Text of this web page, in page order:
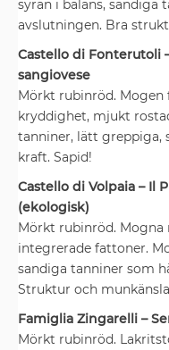
syran i balans, sandiga
avslutningen. Bra
Castello di Fonterutoli
sangiovese
Mörkt rubinröd.
kryddighet, mjukt
tanniner, lätt greppiga,
kraft. Sapid!
Castello di Volpaia – Il
(ekologisk)
Mörkt rubinröd.
integrerade fattoner.
sandiga tanniner som
Struktur och
Famiglia Zingarelli –
Mörkt rubinröd.